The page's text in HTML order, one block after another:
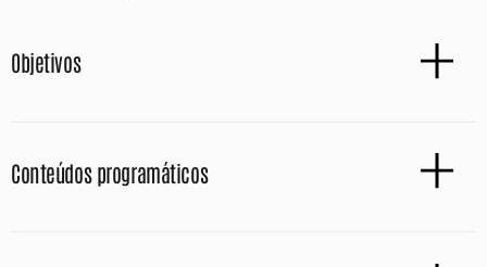
Objetivos
Conteúdos programáticos